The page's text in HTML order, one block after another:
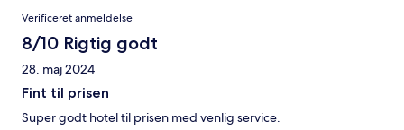
Verificeret anmeldelse
8/10 Rigtig godt
28. maj 2024
Fint til prisen
Super godt hotel til prisen med venlig service.